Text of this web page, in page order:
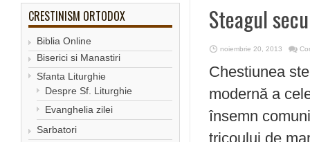
Steagul
noiembrie 20, 2013
Chestiunea
modernă a
însemn
tricoului de
CRESTINISM ORTODOX
Biblia Online
Biserici si Manastiri
Sfanta Liturghie
Despre Sf. Liturghie
Evanghelia zilei
Sarbatori